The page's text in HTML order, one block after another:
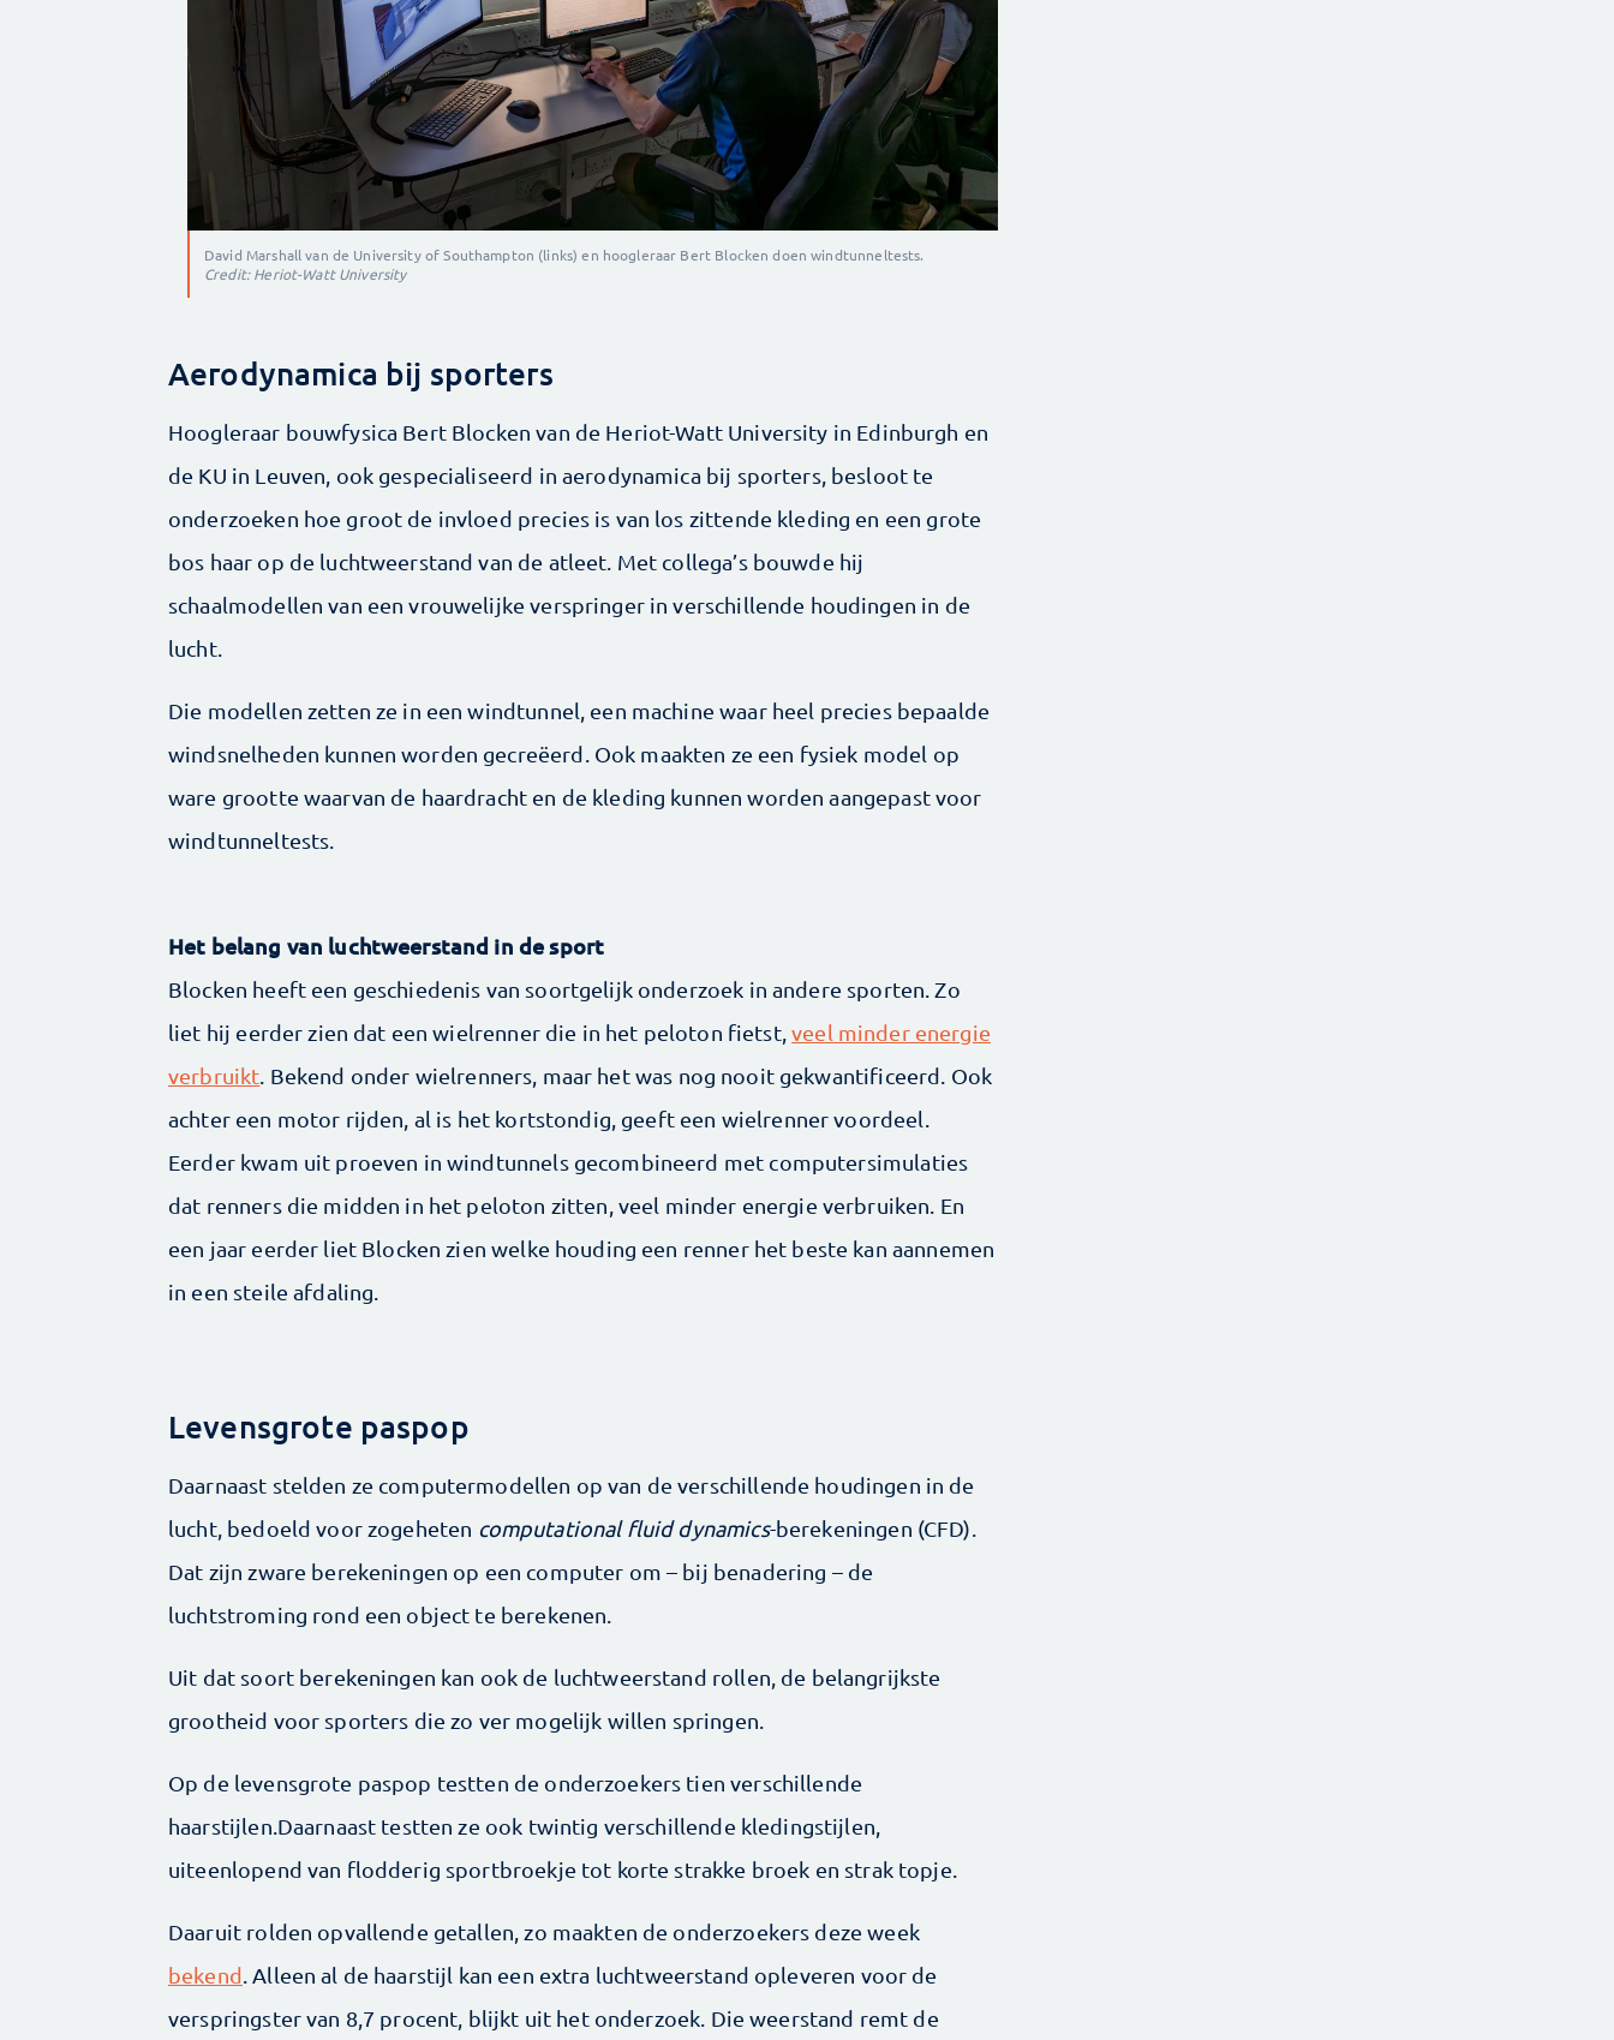
David Marshall van de University of Southampton (links) en hoogleraar Bert Blocken doen windtunneltests.
Credit: Heriot-Watt University
Aerodynamica bij sporters
Hoogleraar bouwfysica Bert Blocken van de Heriot-Watt University in Edinburgh en
de KU in Leuven, ook gespecialiseerd in aerodynamica bij sporters, besloot te
onderzoeken hoe groot de invloed precies is van los zittende kleding en een grote
bos haar op de luchtweerstand van de atleet. Met collega’s bouwde hij
schaalmodellen van een vrouwelijke verspringer in verschillende houdingen in de
lucht.
Die modellen zetten ze in een windtunnel, een machine waar heel precies bepaalde
windsnelheden kunnen worden gecreëerd. Ook maakten ze een fysiek model op
ware grootte waarvan de haardracht en de kleding kunnen worden aangepast voor
windtunneltests.
Het belang van luchtweerstand in de sport
Blocken heeft een geschiedenis van soortgelijk onderzoek in andere sporten. Zo
liet hij eerder zien dat een wielrenner die in het peloton fietst,veel minder energie
verbruikt. Bekend onder wielrenners, maar het was nog nooit gekwantificeerd. Ook
achter een motor rijden, al is het kortstondig, geeft een wielrenner voordeel.
Eerder kwam uit proeven in windtunnels gecombineerd met computersimulaties
dat renners die midden in het peloton zitten, veel minder energie verbruiken. En
een jaar eerder liet Blocken zien welke houding een renner het beste kan aannemen
in een steile afdaling.
Levensgrote paspop
Daarnaast stelden ze computermodellen op van de verschillende houdingen in de
lucht, bedoeld voor zogeheten computational fluid dynamics-berekeningen (CFD).
Dat zijn zware berekeningen op een computer om – bij benadering – de
luchtstroming rond een object te berekenen.
Uit dat soort berekeningen kan ook de luchtweerstand rollen, de belangrijkste
grootheid voor sporters die zo ver mogelijk willen springen.
Op de levensgrote paspop testten de onderzoekers tien verschillende
haarstijlen.Daarnaast testten ze ook twintig verschillende kledingstijlen,
uiteenlopend van flodderig sportbroekje tot korte strakke broek en strak topje.
Daaruit rolden opvallende getallen, zo maakten de onderzoekers deze week
bekend. Alleen al de haarstijl kan een extra luchtweerstand opleveren voor de
verspringster van 8,7 procent, blijkt uit het onderzoek. Die weerstand remt de